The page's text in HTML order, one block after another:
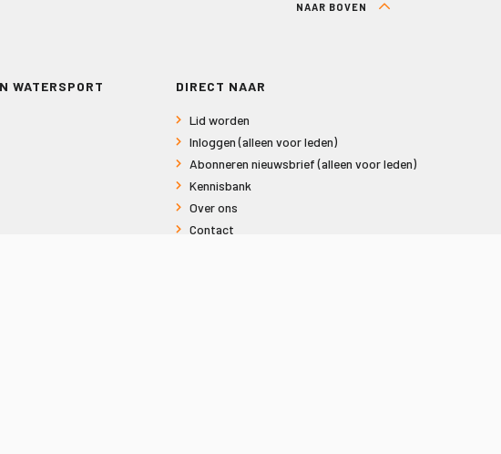
NAAR BOVEN
WATERSPORT DIRECT NAAR
Lid worden
Inloggen (alleen voor leden)
Abonneren nieuwsbrief (alleen voor leden)
Kennisbank
Over ons
Contact